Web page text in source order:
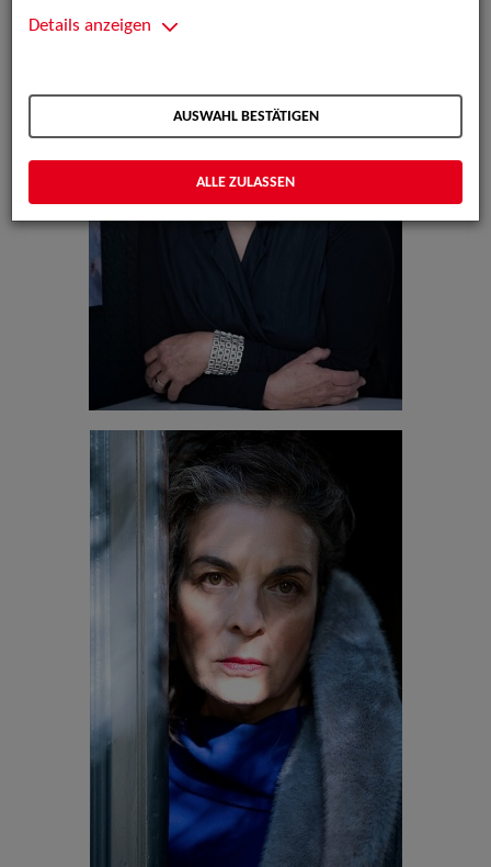
Details anzeigen
AUSWAHL BESTÄTIGEN
ALLE ZULASSEN